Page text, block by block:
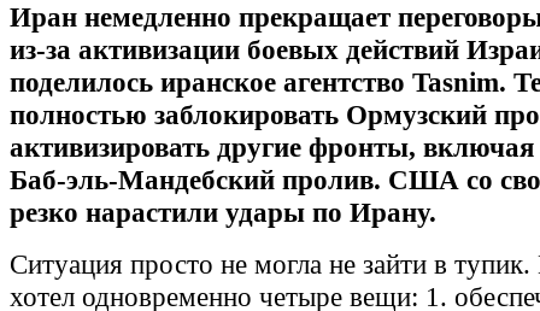
Иран немедленно прекращает
из‑за активизации боевых действий
поделилось иранское агентство Tasnim.
полностью заблокировать Ормузский
активизировать другие фронты, включая
Баб‑эль‑Мандебский пролив. США со
резко нарастили удары по Ирану.
Ситуация просто не могла не зайти в
хотел одновременно четыре вещи: 1.